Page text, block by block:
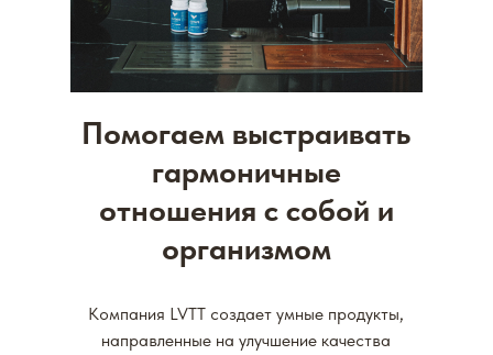
Помогаем выстраивать
гармоничные
отношения с собой и
организмом
Компания LVTT создает умные продукты,
направленные на улучшение качества